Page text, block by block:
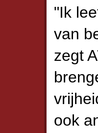
"Ik
van
zegt
ook